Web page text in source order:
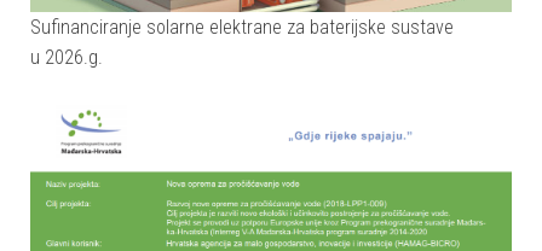
Sufinanciranje solarne elektrane za baterijske sustave
u 2026.g.